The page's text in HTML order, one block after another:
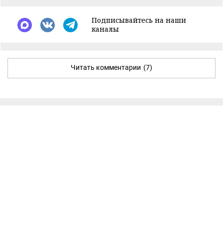
Подписывайтесь на наши
каналы
Читать комментарии (7)